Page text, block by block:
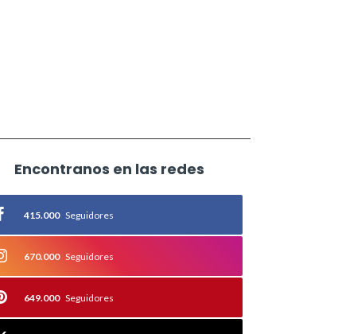
Encontranos en las redes
415.000 Seguidores
670.000 Seguidores
649.000 Seguidores